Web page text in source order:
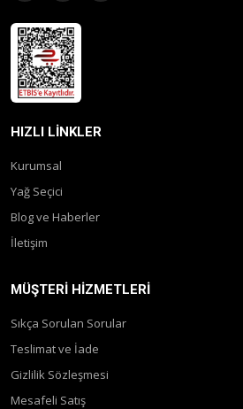
HIZLI LINKLER
Kurumsal
Yağ Seçici
Blog ve Haberler
İletişim
MÜŞTERI HIZMETLERI
Sıkça Sorulan Sorular
Teslimat ve İade
Gizlilik Sözleşmesi
Mesafeli Satış